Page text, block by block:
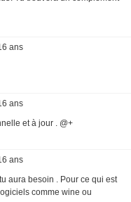
ans
ans
et à jour . @+
ans
aura besoin . Pour ce qui est
comme wine ou